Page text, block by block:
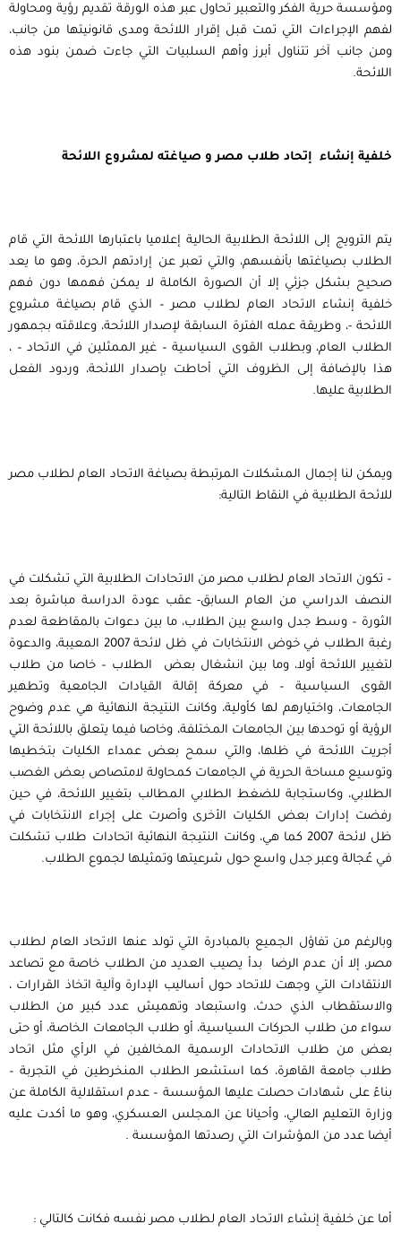
ومؤسسة حرية الفكر والتعبير تحاول عبر هذه الورقة تقديم رؤية ومحاولة
لفهم الإجراءات التي تمت قبل إقرار اللائحة ومدى قانونيتها من جانب،
ومن جانب آخر تتناول أبرز وأهم السلبيات التي جاءت ضمن بنود هذه
اللائحة.
خلفية إنشاء إتحاد طلاب مصر و صياغته لمشروع اللائحة
يتم الترويج إلى اللائحة الطلابية الحالية إعلاميا باعتبارها اللائحة التي قام
الطلاب بصياغتها بأنفسهم، والتي تعبر عن إرادتهم الحرة، وهو ما يعد
صحيح بشكل جزئي إلا أن الصورة الكاملة لا يمكن فهمها دون فهم
خلفية إنشاء الاتحاد العام لطلاب مصر – الذي قام بصياغة مشروع
اللائحة -، وطريقة عمله الفترة السابقة لإصدار اللائحة، وعلاقته بجمهور
الطلاب العام، وبطلاب القوى السياسية – غير الممثلين في الاتحاد – ،
هذا بالإضافة إلى الظروف التي أحاطت بإصدار اللائحة، وردود الفعل
الطلابية عليها.
ويمكن لنا إجمال المشكلات المرتبطة بصياغة الاتحاد العام لطلاب مصر
للائحة الطلابية في النقاط التالية:
– تكون الاتحاد العام لطلاب مصر من الاتحادات الطلابية التي تشكلت في
النصف الدراسي من العام السابق- عقب عودة الدراسة مباشرة بعد
الثورة – وسط جدل واسع بين الطلاب، ما بين دعوات بالمقاطعة لعدم
رغبة الطلاب في خوض الانتخابات في ظل لائحة 2007 المعيبة، والدعوة
لتغيير اللائحة أولا، وما بين انشغال بعض الطلاب – خاصا من طلاب
القوى السياسية – في معركة إقالة القيادات الجامعية وتطهير
الجامعات، واختيارهم لها كأولية، وكانت النتيجة النهائية هي عدم وضوح
الرؤية أو توحدها بين الجامعات المختلفة، وخاصا فيما يتعلق باللائحة التي
أجريت اللائحة في ظلها، والتي سمح بعض عمداء الكليات بتخطيها
وتوسيع مساحة الحرية في الجامعات كمحاولة لامتصاص بعض الغصب
الطلابي، وكاستجابة للضغط الطلابي المطالب بتغيير اللائحة، في حين
رفضت إدارات بعض الكليات الأخرى وأصرت على إجراء الانتخابات في
ظل لائحة 2007 كما هي، وكانت النتيجة النهائية اتحادات طلاب تشكلت
في عُجالة وعبر جدل واسع حول شرعيتها وتمثيلها لجموع الطلاب.
وبالرغم من تفاؤل الجميع بالمبادرة التي تولد عنها الاتحاد العام لطلاب
مصر، إلا أن عدم الرضا بدأ يصيب العديد من الطلاب خاصة مع تصاعد
الانتقادات التي وجهت للاتحاد حول أساليب الإدارة وآلية اتخاذ القرارات ،
والاستقطاب الذي حدث، واستبعاد وتهميش عدد كبير من الطلاب
سواء من طلاب الحركات السياسية، أو طلاب الجامعات الخاصة، أو حتى
بعض من طلاب الاتحادات الرسمية المخالفين في الرأي مثل اتحاد
طلاب جامعة القاهرة، كما استشعر الطلاب المنخرطين في التجربة –
بناءً على شهادات حصلت عليها المؤسسة – عدم استقلالية الكاملة عن
وزارة التعليم العالي، وأحيانا عن المجلس العسكري، وهو ما أكدت عليه
أيضا عدد من المؤشرات التي رصدتها المؤسسة .
أما عن خلفية إنشاء الاتحاد العام لطلاب مصر نفسه فكانت كالتالي